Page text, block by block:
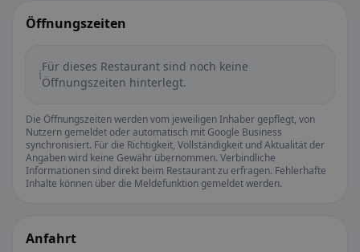
Öffnungszeiten
ℹ️Für dieses Restaurant sind noch keine
Öffnungszeiten hinterlegt.
Die Öffnungszeiten werden vom jeweiligen Inhaber gepflegt, von
Nutzern gemeldet oder automatisch mit Google Business
synchronisiert. Für die Richtigkeit, Vollständigkeit und Aktualität der
Angaben wird keine Gewähr übernommen. Verbindliche
Informationen sind direkt beim Restaurant zu erfragen. Fehlerhafte
Inhalte können über die Meldefunktion gemeldet werden.
Anfahrt